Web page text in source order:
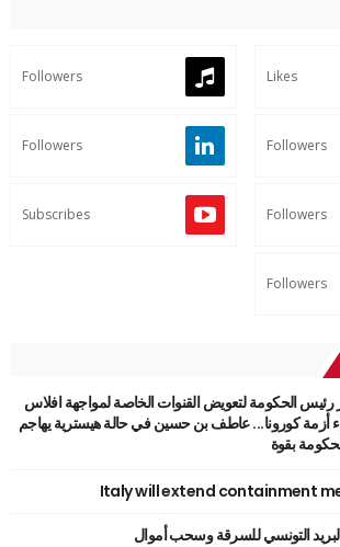
Likes
Followers
Followers
Followers
Followers
Subscribes
Followers
رئيس الحكومة لتعويض القنوات الخاصة لمواجهة افلاس
أزمة كورونا... عاطف بن حسين في حالة هيسترية يهاجم
بقوة
Italy will extend containment
التونسي للسرقة وسحب أموال